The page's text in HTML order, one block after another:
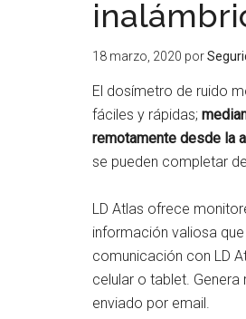
18 marzo, 2020 por
El dosímetro de ruido
fáciles y rápidas;
remotamente desde la
se pueden completar
LD Atlas ofrece
información valiosa
comunicación con LD
celular o tablet.
enviado por email.